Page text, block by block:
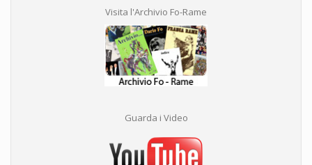
Visita l'Archivio Fo-Rame
Guarda i Video